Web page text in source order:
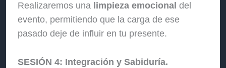
Realizaremos una limpieza emocional del
evento, permitiendo que la carga de ese
pasado deje de influir en tu presente.
SESIÓN 4: Integración y Sabiduría.